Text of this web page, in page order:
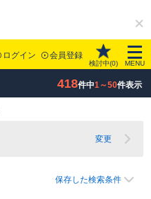
ログイン 会員登録
検討中(0) MENU
418件中1～50件表示
変更
保存した検索条件